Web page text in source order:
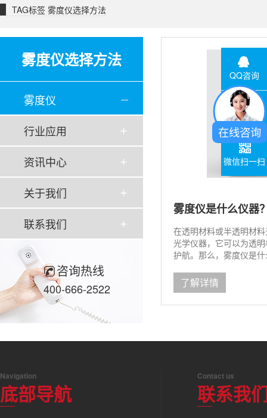
TAG标签 雾度仪选择方法
雾度仪选择方法
雾度仪
行业应用
资讯中心
关于我们
联系我们
咨询热线
400-666-2522
雾度仪是什么仪器
在透明材料或半透明材
光学仪器，它可以为透
护航。那么，雾度仪是
了解详情
Navigation
底部导航
Contact us
联系我
QQ咨询
联系电话
微信扫一扫
在线咨询